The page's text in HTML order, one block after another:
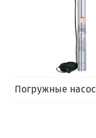
Погружные